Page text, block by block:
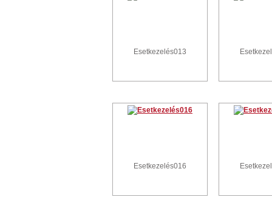
Esetkezelés013
Esetkezelés016